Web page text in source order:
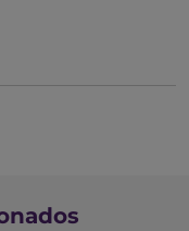
aderência, retira-se